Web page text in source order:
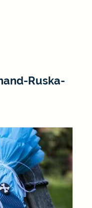
Ruska-